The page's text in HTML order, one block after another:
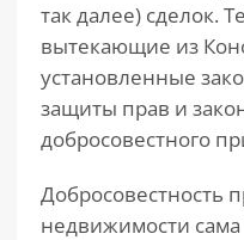
так далее) сделок.
вытекающие из
установленные
защиты прав и
добросовестного
Добросовестность
недвижимости сама